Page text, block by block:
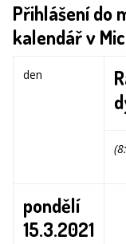
Přihlášení do
kalendář v
den
pondělí
15.3.2021